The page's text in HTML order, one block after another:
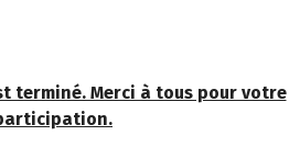
terminé. Merci à tous pour votre